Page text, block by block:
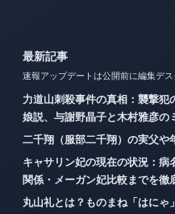
最新記事
速報アップデートは公開前に編集デス
力道山刺殺事件の真相：襲撃
娘説、与謝野晶子と木村雅彦の
二千翔（服部二千翔）の実父や
キャサリン妃の現在の状況：
関係・メーガン妃比較までを徹
丸山礼とは？ものまね「はにゃ